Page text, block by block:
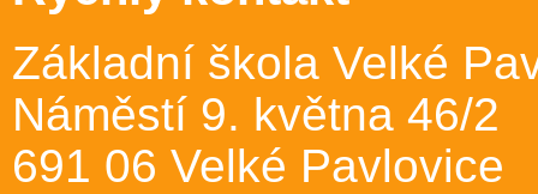
Základní škola Velké
Náměstí 9. května 46/2
691 06 Velké Pavlovice